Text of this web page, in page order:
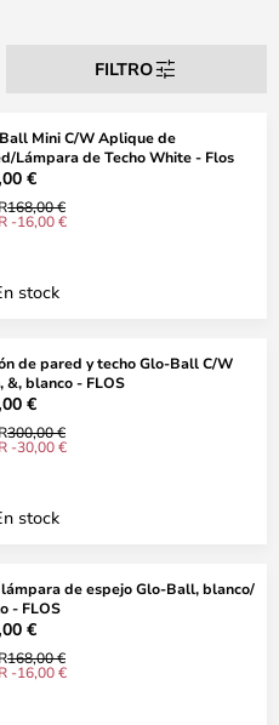
FILTRO
Mini C/W Aplique de
Lámpara de Techo White - Flos
€
168,00 €
-16,00 €
stock
de pared y techo Glo-Ball C/W
&, blanco - FLOS
€
300,00 €
-30,00 €
stock
de espejo Glo-Ball, blanco/
- FLOS
€
168,00 €
-16,00 €